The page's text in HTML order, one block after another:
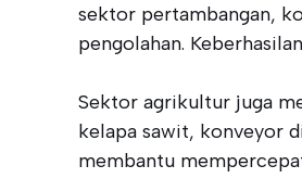
sektor pertambangan,
pengolahan.
Sektor agrikultur juga
kelapa sawit, konveyor
membantu